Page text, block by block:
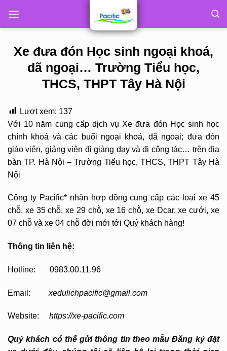
Xe đưa đón Học sinh ngoại khoá,
dã ngoại… Trường Tiểu học,
THCS, THPT Tây Hà Nội
Lượt xem: 137
Với 10 năm cung cấp dịch vụ Xe đưa đón Học sinh học
chính khoá và các buổi ngoại khoá, dã ngoại; đưa đón
giáo viên, giảng viên đi giảng dạy và đi công tác… trên địa
bàn TP. Hà Nội – Trường Tiểu học, THCS, THPT Tây Hà
Nội
Công ty Pacific* nhận hợp đồng cung cấp các loại xe 45
chỗ, xe 35 chỗ, xe 29 chỗ, xe 16 chỗ, xe Dcar, xe cưới, xe
07 chỗ và xe 04 chỗ đời mới tới Quý khách hàng!
Thông tin liên hệ:
Hotline: 0983.00.11.96
Email: xedulichpacific@gmail.com
Website: https://xe-pacific.com
Quý khách có thể gửi thông tin theo mẫu Đăng ký đặt